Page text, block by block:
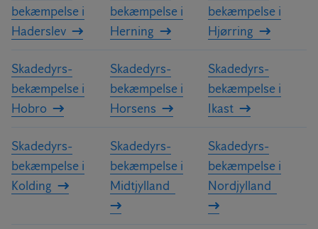
bekæmpelse i
Haderslev
bekæmpelse i
Herning
bekæmpelse i
Hjørring
Skadedyrs­
bekæmpelse i
Hobro
Skadedyrs­
bekæmpelse i
Horsens
Skadedyrs­
bekæmpelse i
Ikast
Skadedyrs­
bekæmpelse i
Kolding
Skadedyrs­
bekæmpelse i
Midtjylland
Skadedyrs­
bekæmpelse i
Nordjylland